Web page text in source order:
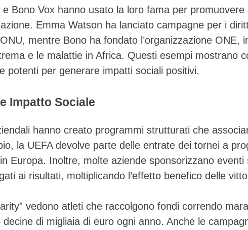
Skip
content
Bono Vox hanno usato la loro fama per promuovere
Emma Watson ha lanciato campagne per i
mentre Bono ha fondato l’organizzazione ONE,
e le malattie in Africa. Questi esempi mostrano
potenti per generare impatti sociali positivi.
Impatto Sociale
hanno creato programmi strutturati che
la UEFA devolve parte delle entrate dei tornei a
Europa. Inoltre, molte aziende sponsorizzano eventi
ai risultati, moltiplicando l’effetto benefico delle
vedono atleti che raccolgono fondi correndo
di migliaia di euro ogni anno. Anche le